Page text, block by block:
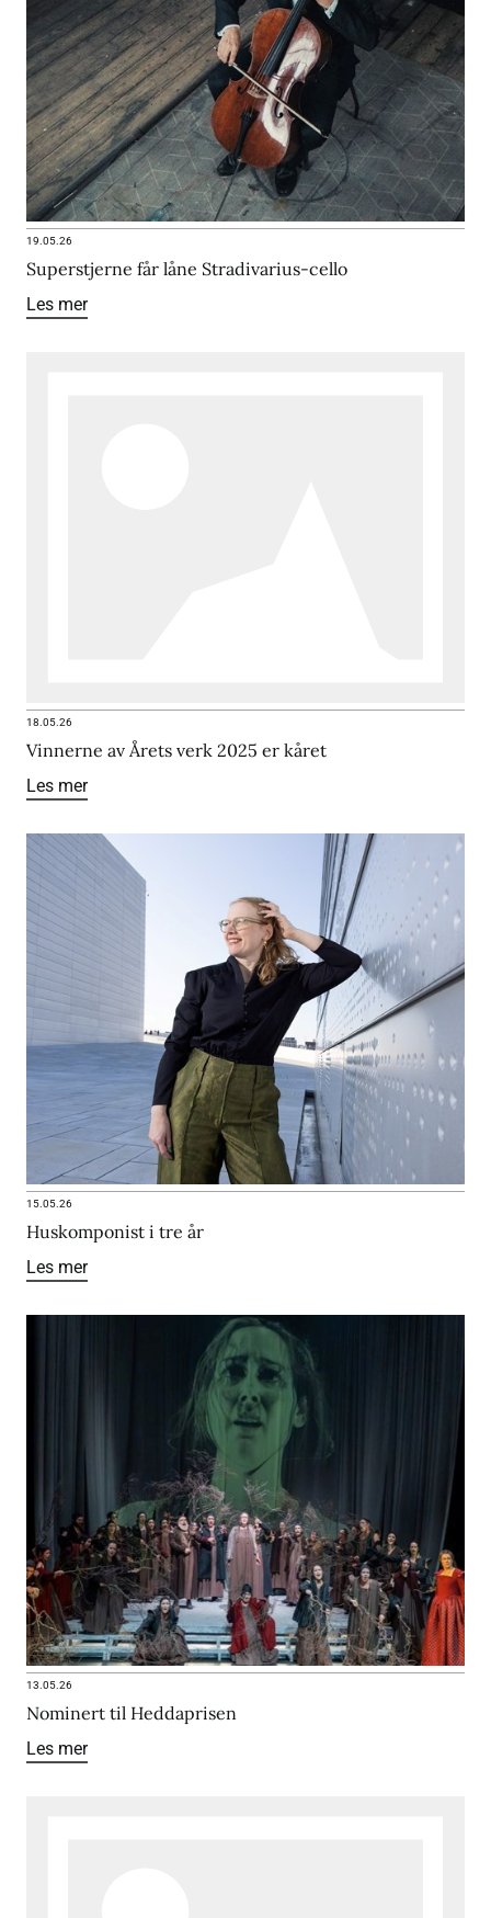
19.05.26
Superstjerne får låne Stradivarius-cello
Les mer
18.05.26
Vinnerne av Årets verk 2025 er kåret
Les mer
15.05.26
Huskomponist i tre år
Les mer
13.05.26
Nominert til Heddaprisen
Les mer